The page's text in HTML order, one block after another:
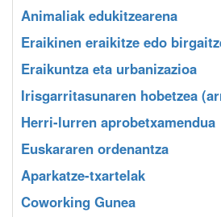
Animaliak edukitzearena
Eraikinen eraikitze edo
Eraikuntza eta urbanizazioa
Irisgarritasunaren hobetzea
Herri-lurren aprobetxamendua
Euskararen ordenantza
Aparkatze-txartelak
Coworking Gunea